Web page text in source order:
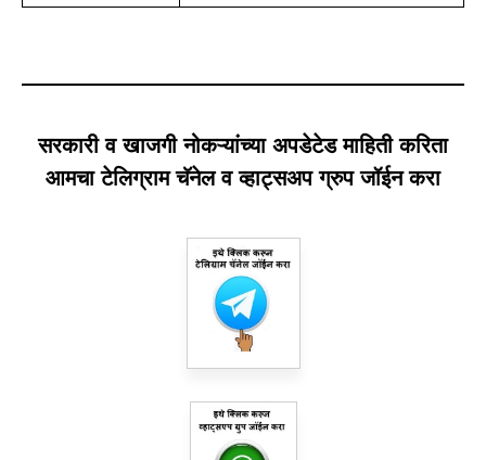
सरकारी व खाजगी नोकऱ्यांच्या अपडेटेड माहिती करिता
आमचा टेलिग्राम चॅनेल व व्हाट्सअप ग्रुप जॉईन करा